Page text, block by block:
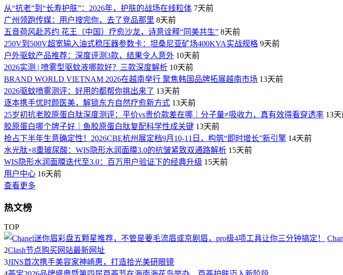
从“抗老”到“长寿护肤”：2026年，护肤的战场在线粒体 7天前
广州领跑传媒：用户搜完你，去了竞品那里 8天前
五音荷风赴苏约 花王（中国）疗愈沙龙，诗意诠释“同美共生” 8天前
250V到500V超宽输入油式稳压器参数卡：坦桑尼亚矿场400KVA实战规格 9天前
户外驱蚊产品推荐：深度评测3款，结果令人意外 10天前
2026实测 | 喷雾型驱蚊液哪款好？三款深度解析 10天前
BRAND WORLD VIETNAM 2026在越南举行 聚焦韩国品牌拓展越南市场 13天前
2026驱蚊喷雾测评：好用的都帮你挑出来了 13天前
逐本携手优时颜医美，解锁东方自然疗愈新方式 13天前
25岁初抗老胶原蛋白肽深度测评：平价vs贵价款差在哪｜分子量≠吸收力，真有效得看穿透率 13
胶原蛋白哪个牌子好｜鱼胶原蛋白肽复配科学性成关键 13天前
抢占下半年生意确定性！2026CBE杭州展定档9月10-11日，构筑“即时增长”新引擎 14天前
水光肽+8重玻尿酸：WIS隐形水润面膜3.0的抗皱紧致双通路解析 15天前
WIS隐形水润面膜迭代至3.0：百万用户验证下的经典升级 15天前
用户中心 16天前
查看更多
热文榜
TOP
2Clash节点购买网站最新网址
3JINS首次携手美容家神崎惠，打造拾光美研眼镜